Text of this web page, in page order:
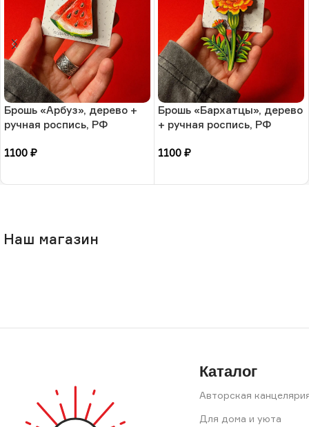
Брошь «Арбуз», дерево +
ручная роспись, РФ
1100 ₽
Брошь «Бархатцы», дерево
+ ручная роспись, РФ
1100 ₽
Наш магазин
Каталог
Авторская
Для дома и уюта